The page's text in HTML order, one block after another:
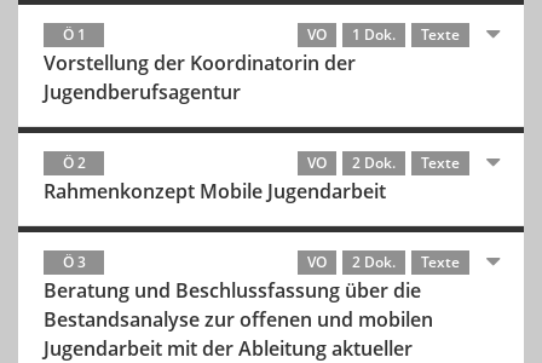
Ö 1 VO 1 Dok. Texte
Vorstellung der Koordinatorin der
Jugendberufsagentur
Ö 2 VO 2 Dok. Texte
Rahmenkonzept Mobile Jugendarbeit
Ö 3 VO 2 Dok. Texte
Beratung und Beschlussfassung über die
Bestandsanalyse zur offenen und mobilen
Jugendarbeit mit der Ableitung aktueller